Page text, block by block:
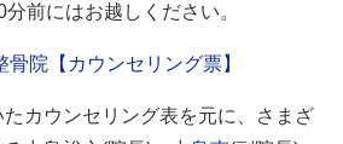
前にはお越しください。
骨院【カウンセリング票】
カウンセリング表を元に、
さまざ